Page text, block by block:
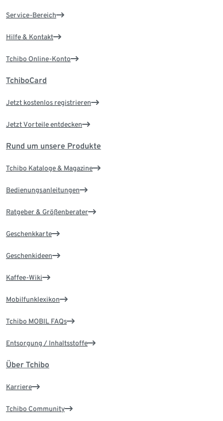
Service-Bereich
Hilfe & Kontakt
Tchibo Online-Konto
TchiboCard
Jetzt kostenlos registrieren
Jetzt Vorteile entdecken
Rund um unsere Produkte
Tchibo Kataloge & Magazine
Bedienungsanleitungen
Ratgeber & Größenberater
Geschenkkarte
Geschenkideen
Kaffee-Wiki
Mobilfunklexikon
Tchibo MOBIL FAQs
Entsorgung / Inhaltsstoffe
Über Tchibo
Karriere
Tchibo Community